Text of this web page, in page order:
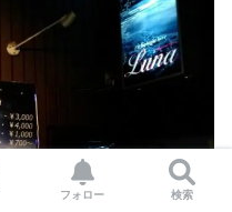
フォロー 検索